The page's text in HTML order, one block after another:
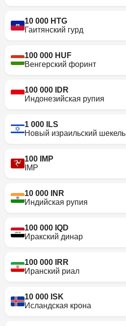
10 000 HTG
Гаитянский гурд
100 000 HUF
Венгерский форинт
100 000 IDR
Индонезийская рупия
1 000 ILS
Новый израильский шекель
100 IMP
IMP
10 000 INR
Индийская рупия
100 000 IQD
Иракский динар
100 000 IRR
Иранский риал
10 000 ISK
Исландская крона